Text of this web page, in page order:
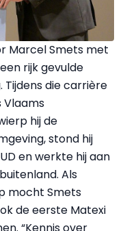
Marcel Smets met
rijk gevulde
die carrière
Vlaams
hij de
stond hij
en werkte hij aan
Als
mocht Smets
de eerste Matexi